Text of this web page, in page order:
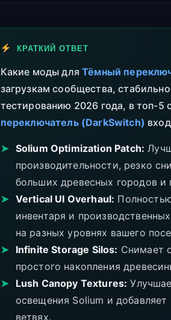
КРАТКИЙ ОТВЕТ
Какие моды дляТёмный
загрузкам сообщества,
тестированию 2026 года, в топ-5
переключатель (DarkSwitch)
➤ Solium Optimization Patch:
производительности, резко
больших древесных городов и
➤
Vertical UI Overhaul:
инвентаря и
на разных уровнях вашего
➤
Infinite Storage Silos: Снимает
простого накопления
➤
Lush Canopy Textures:
освещения Solium и
ветвях.